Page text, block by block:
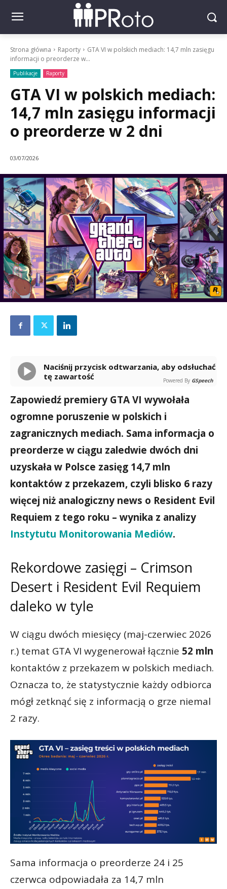
Strona główna Raporty
GTA VI w polskich mediach: 14,7 mln zasięgu
informacji o preorderze w...
Publikacje Raporty
GTA VI w polskich mediach:
14,7 mln zasięgu informacji
o preorderze w 2 dni
03/07/2026
Naciśnij przycisk odtwarzania, aby odsłuchać
tę zawartość
Powered By GSpeech
Zapowiedź premiery GTA VI wywołała
ogromne poruszenie w polskich i
zagranicznych mediach. Sama informacja o
preorderze w ciągu zaledwie dwóch dni
uzyskała w Polsce zasięg 14,7 mln
kontaktów z przekazem, czyli blisko 6 razy
więcej niż analogiczny news o Resident Evil
Requiem z tego roku – wynika z analizy
Instytutu Monitorowania Mediów.
Rekordowe zasięgi – Crimson
Desert i Resident Evil Requiem
daleko w tyle
W ciągu dwóch miesięcy (maj-czerwiec 2026
r.) temat GTA VI wygenerował łącznie 52 mln
kontaktów z przekazem w polskich mediach.
Oznacza to, że statystycznie każdy odbiorca
mógł zetknąć się z informacją o grze niemal
2 razy.
Sama informacja o preorderze 24 i 25
czerwca odpowiadała za 14,7 mln